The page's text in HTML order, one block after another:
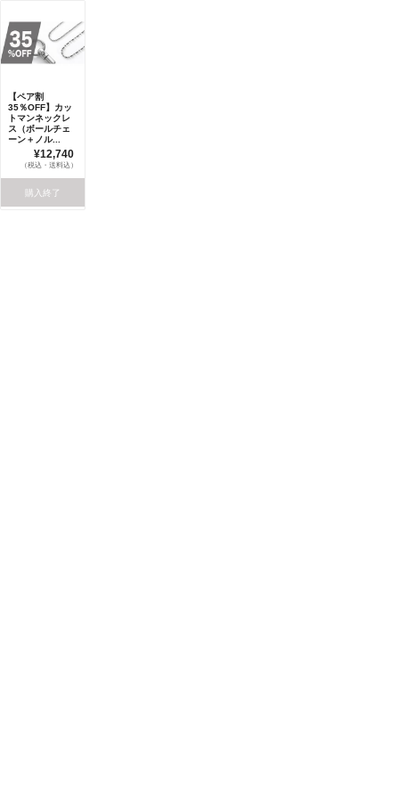
【ペア割
35％OFF】カッ
トマンネックレ
ス（ボールチェ
ーン＋ノル...
¥12,740
（税込・送料込）
購入終了